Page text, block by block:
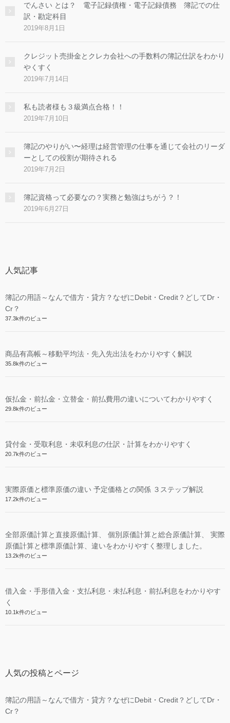
でんさい とは？ 電子記録債権・電子記録債務 簿記での仕
訳・勘定科目
2019年8月1日
クレジット売掛金とクレカ会社への手数料の簿記仕訳をわかり
やくすく
2019年7月14日
私も読者様も３級満点合格！！
2019年7月10日
簿記のやりがい〜経理は経営管理の仕事を通じて会社のリーダ
ーとしての役割が期待される
2019年7月2日
簿記資格って必要なの？実務と勉強はちがう？！
2019年6月27日
人気記事
簿記の用語～なんで借方・貸方？なぜにDebit・Credit？どしてDr・
Cr？
37.3k件のビュー
商品有高帳～移動平均法・先入先出法をわかりやすく解説
35.8k件のビュー
仮払金・前払金・立替金・前払費用の違いについてわかりやすく
29.8k件のビュー
貸付金・受取利息・未収利息の仕訳・計算をわかりやすく
20.7k件のビュー
実際原価と標準原価の違い 予定価格との関係 ３ステップ解説
17.2k件のビュー
全部原価計算と直接原価計算、 個別原価計算と総合原価計算、 実際
原価計算と標準原価計算、違いをわかりやすく整理しました。
13.2k件のビュー
借入金・手形借入金・支払利息・未払利息・前払利息をわかりやす
く
10.1k件のビュー
人気の投稿とページ
簿記の用語～なんで借方・貸方？なぜにDebit・Credit？どしてDr・
Cr？